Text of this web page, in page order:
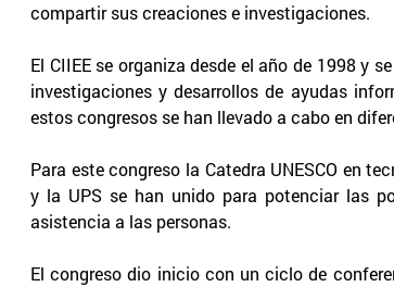
compartir sus creaciones e investigaciones.
El CIIEE se organiza desde el año de 1998 y
investigaciones y desarrollos de ayudas
estos congresos se han llevado a cabo en
Para este congreso la Catedra UNESCO en
y la UPS se han unido para potenciar las
asistencia a las personas.
El congreso dio inicio con un ciclo de